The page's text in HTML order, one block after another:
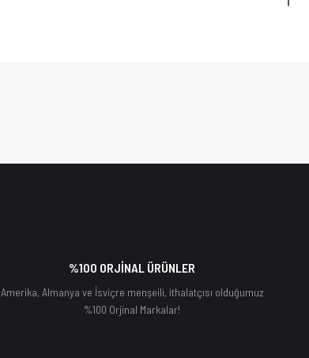
%100 ORJİNAL ÜRÜNLER
Amerika, Almanya ve İsviçre menşeili, ithalatçısı olduğumuz
%100 Orjinal Markalar!